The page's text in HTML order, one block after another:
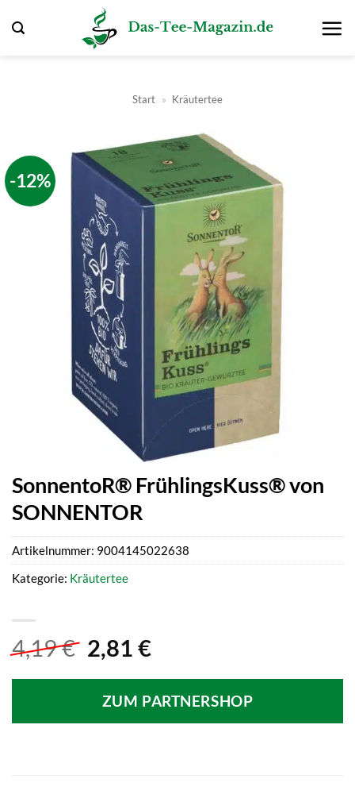
Inhalt
Start » Kräutertee
-12%
SonnentoR® FrühlingsKuss® von
SONNENTOR
4,19€ Ursprünglicher
war:
4,19 €
2,81 €Aktueller
ist:
2,81 €.
ZUM PARTNERSHOP
Artikelnummer: 9004145022638
Kategorie: Kräutertee